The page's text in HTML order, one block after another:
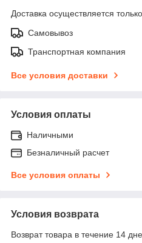
Доставка осуществляется
Самовывоз
Транспортная компания
Все условия доставки
Условия оплаты
Наличными
Безналичный расчет
Все условия оплаты
Условия возврата
Возврат товара в течение 14